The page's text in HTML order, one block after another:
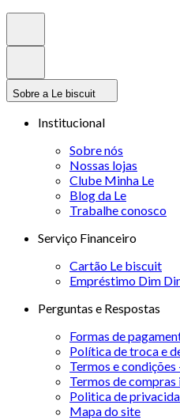
Sobre a Le biscuit
Institucional
Sobre nós
Nossas lojas
Clube Minha Le
Blog da Le
Trabalhe conosco
Serviço Financeiro
Cartão Le biscuit
Empréstimo Dim
Perguntas e Respostas
Formas de
Política de troca e
Termos e
Termos de
Politica de
Mapa do site